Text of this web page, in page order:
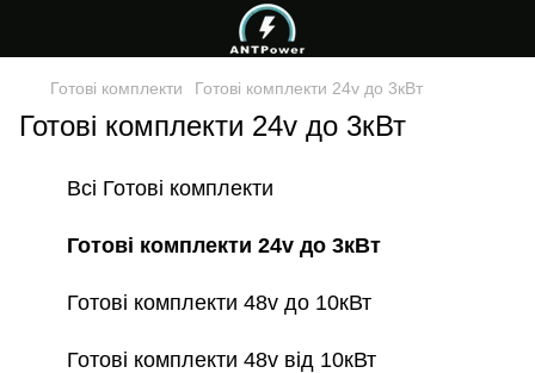
Готові комплекти Готові комплекти 24v до 3кВт
Готові комплекти 24v до 3кВт
Всі Готові комплекти
Готові комплекти 24v до 3кВт
Готові комплекти 48v до 10кВт
Готові комплекти 48v від 10кВт